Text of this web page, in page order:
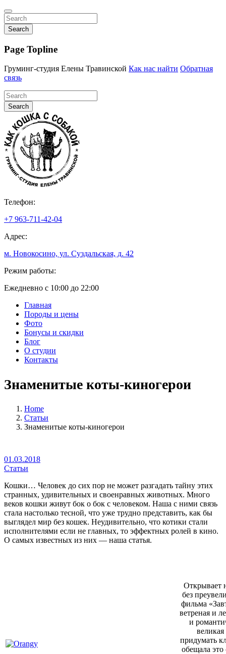
Search
Page Topline
Груминг-студия Елены Травинской Как нас найти Обратная
связь
Search
Телефон:
+7 963-711-42-04
Адрес:
м. Новокосино, ул. Суздальская, д. 42
Режим работы:
Ежедневно с 10:00 до 22:00
Главная
Породы и цены
Фото
Бонусы и скидки
Блог
О студии
Контакты
Знаменитые коты-киногерои
Home
Статьи
Знаменитые коты-киногерои
01.03.2018
Статьи
Кошки… Человек до сих пор не может разгадать тайну этих
странных, удивительных и своенравных животных. Много
веков кошки живут бок о бок с человеком. Наша с ними связь
стала настолько тесной, что уже трудно представить, как бы
выглядел мир без кошек. Неудивительно, что котики стали
исполнителями если не главных, то эффектных ролей в кино.
О самых известных из них — наша статья.
Открывает
без
фильма
ветреная и
и
придумать
обещала это